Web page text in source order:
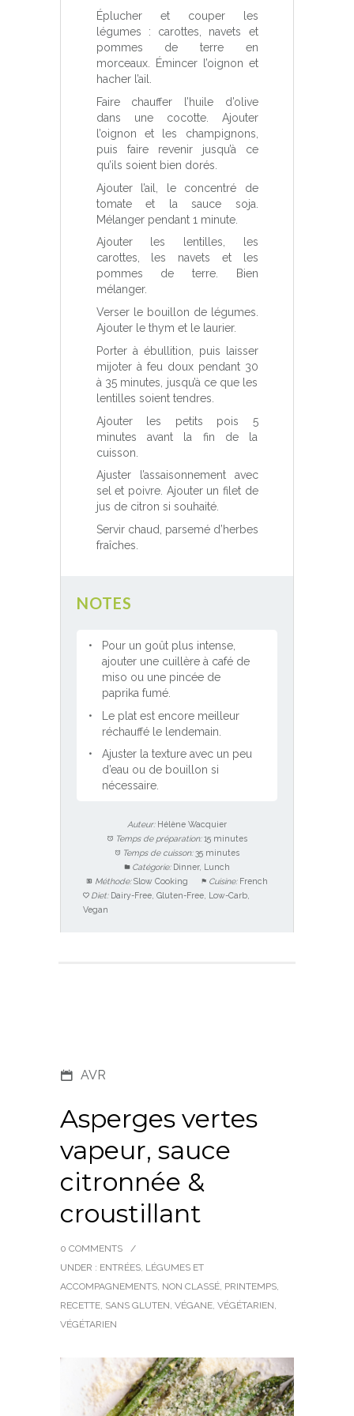
Éplucher et couper les
légumes : carottes, navets et
pommes de terre en
morceaux. Émincer l’oignon et
hacher l’ail.
Faire chauffer l’huile d’olive
dans une cocotte. Ajouter
l’oignon et les champignons,
puis faire revenir jusqu’à ce
qu’ils soient bien dorés.
Ajouter l’ail, le concentré de
tomate et la sauce soja.
Mélanger pendant 1 minute.
Ajouter les lentilles, les
carottes, les navets et les
pommes de terre. Bien
mélanger.
Verser le bouillon de légumes.
Ajouter le thym et le laurier.
Porter à ébullition, puis laisser
mijoter à feu doux pendant 30
à 35 minutes, jusqu’à ce que les
lentilles soient tendres.
Ajouter les petits pois 5
minutes avant la fin de la
cuisson.
Ajuster l’assaisonnement avec
sel et poivre. Ajouter un filet de
jus de citron si souhaité.
Servir chaud, parsemé d’herbes
fraîches.
NOTES
Pour un goût plus intense,
ajouter une cuillère à café de
miso ou une pincée de
paprika fumé.
Le plat est encore meilleur
réchauffé le lendemain.
Ajuster la texture avec un peu
d’eau ou de bouillon si
nécessaire.
Auteur: Hélène Wacquier
Temps de préparation: 15 minutes
Temps de cuisson: 35 minutes
Catégorie: Dinner, Lunch
Méthode: Slow Cooking Cuisine: French
Diet: Dairy-Free, Gluten-Free, Low-Carb,
Vegan
AVR
Asperges vertes
vapeur, sauce
citronnée &
croustillant
0 COMMENTS
/
UNDER : ENTRÉES, LÉGUMES ET
ACCOMPAGNEMENTS, NON CLASSÉ, PRINTEMPS,
RECETTE, SANS GLUTEN, VÉGANE, VÉGÉTARIEN,
VÉGÉTARIEN